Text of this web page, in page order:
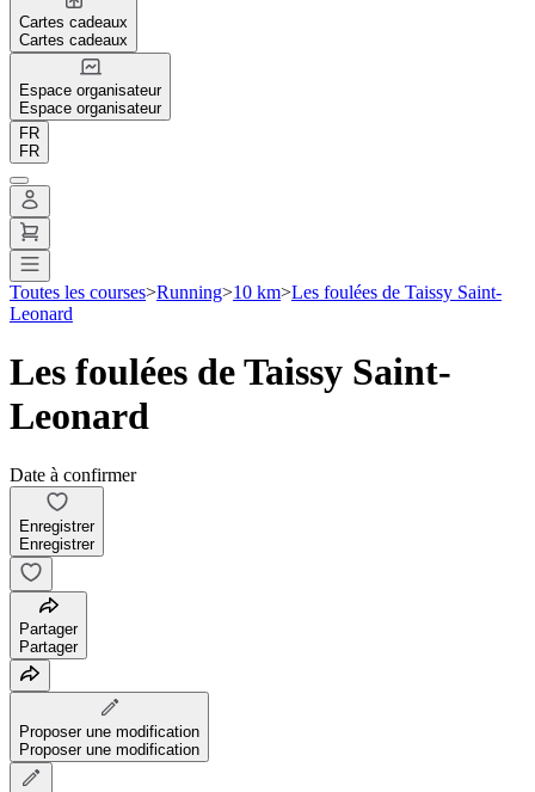
Cartes cadeaux
Cartes cadeaux
Espace organisateur
Espace organisateur
FR
FR
Toutes les courses>Running>10 km>Les foulées de Taissy Saint-
Leonard
Les foulées de Taissy Saint-
Leonard
Date à confirmer
Enregistrer
Enregistrer
Partager
Partager
Proposer une modification
Proposer une modification